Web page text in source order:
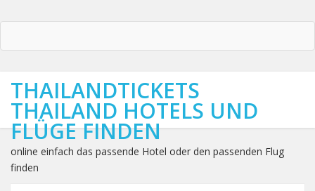
THAILANDTICKETS
THAILAND HOTELS UND
FLÜGE FINDEN
online einfach das passende Hotel oder den passenden Flug
finden